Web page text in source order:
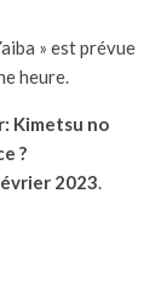
» est prévue
heure.
Kimetsu no
?
2023